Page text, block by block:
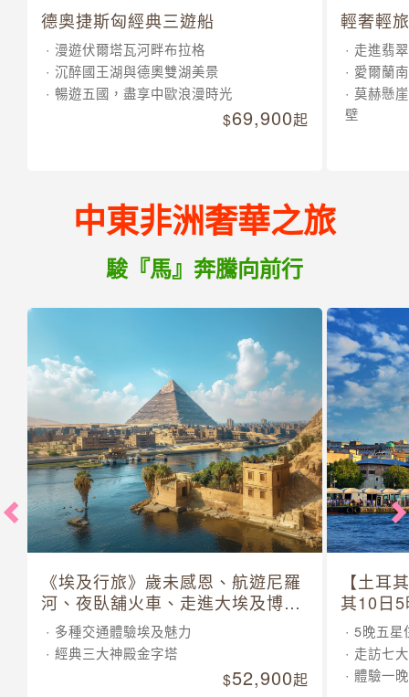
德奧捷斯匈經典三遊船
漫遊伏爾塔瓦河畔布拉格
沉醉國王湖與德奧雙湖美景
暢遊五國，盡享中歐浪漫時光
69,900起
輕奢輕
走進翡
愛爾蘭
莫赫懸
壁
中東非洲奢華之旅
駿『馬』奔騰向前行
《埃及行旅》歲未感恩、航遊尼羅
河、夜臥舖火車、走進大埃及博物
館 10 日
多種交通體驗埃及魅力
經典三大神殿金字塔
52,900起
【土耳
其10日
5晚五星
走訪七
體驗一